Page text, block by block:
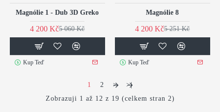
Magnólie 1 - Dub 3D Greko
4 200 Kč5 060 Kč
Kup Teď
Magnólie 8
4 200 Kč5 251 Kč
Kup Teď
1 2 >
>|
Zobrazuji 1 až 12 z 19 (celkem stran 2)